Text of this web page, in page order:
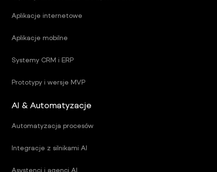
Aplikacje internetowe
Aplikacje mobilne
Systemy CRM i ERP
Prototypy i wersje MVP
AI & Automatyzacje
Automatyzacja procesów
Integracje z silnikami AI
Asystenci i agenci AI